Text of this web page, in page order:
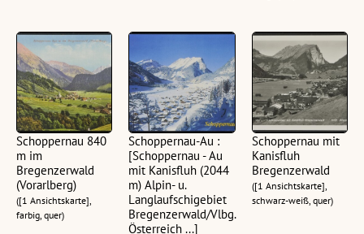
Schoppernau 840
m im
Bregenzerwald
(Vorarlberg)
([1 Ansichtskarte],
farbig, quer)
Schoppernau-Au :
[Schoppernau - Au
mit Kanisfluh (2044
m) Alpin- u.
Langlaufschigebiet
Bregenzerwald/Vlbg.
Österreich ...]
Schoppernau mit
Kanisfluh
Bregenzerwald
([1 Ansichtskarte],
schwarz-weiß, quer)